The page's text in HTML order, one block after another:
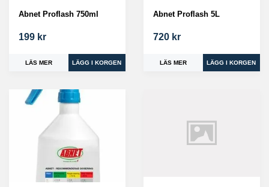
Abnet Proflash 750ml
199 kr
LÄS MER
Abnet Proflash 5L
720 kr
LÄS MER